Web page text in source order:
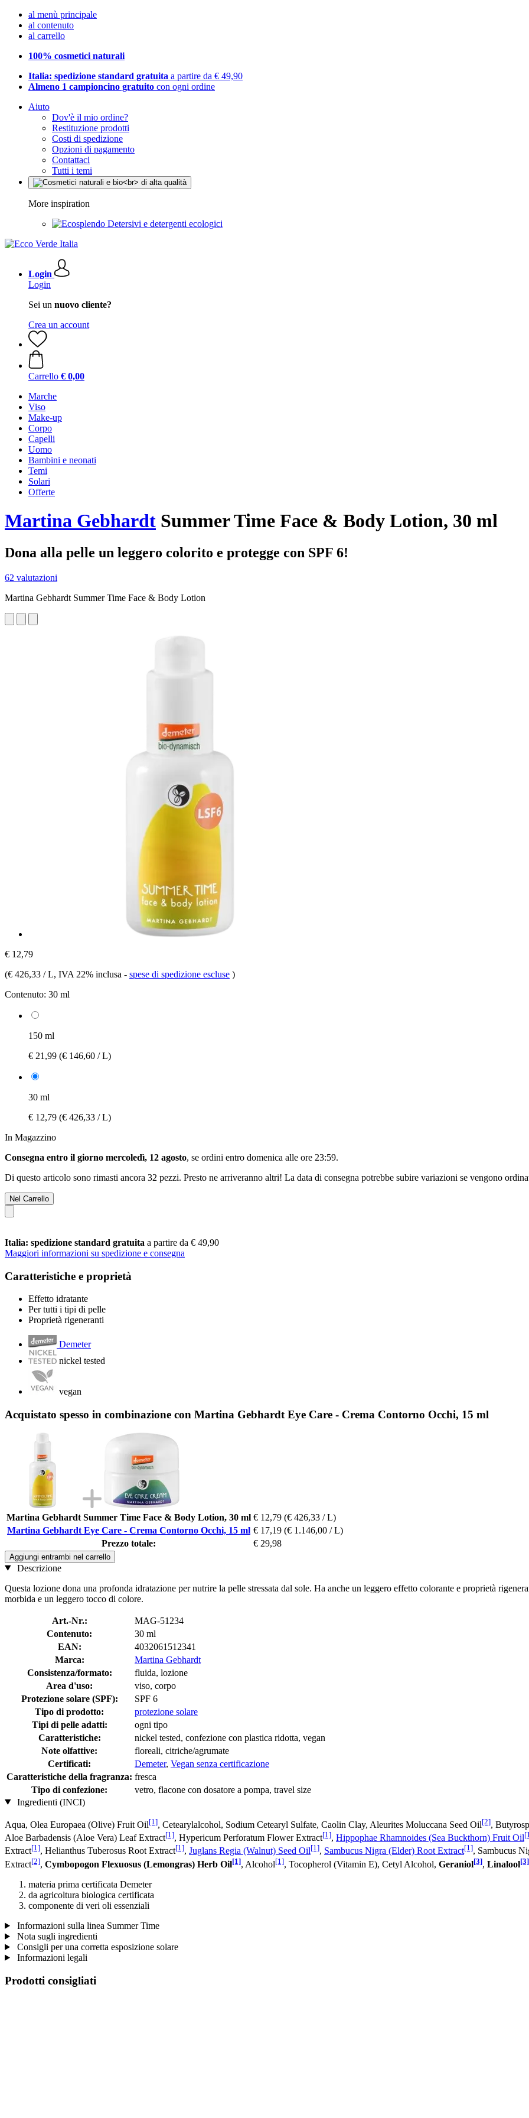
al menù principale
al contenuto
al carrello
100% cosmetici naturali
Italia: spedizione standard gratuita a partire da € 49,90
Almeno 1 campioncino gratuito con ogni ordine
Aiuto
Dov'è il mio ordine?
Restituzione prodotti
Costi di spedizione
Opzioni di pagamento
Contattaci
Tutti i temi
More inspiration
Detersivi e detergenti ecologici
Login
Login
Sei un nuovo cliente?
Crea un account
Carrello € 0,00
Marche
Viso
Make-up
Corpo
Capelli
Uomo
Bambini e neonati
Temi
Solari
Offerte
Martina Gebhardt Summer Time Face & Body Lotion, 30 ml
Dona alla pelle un leggero colorito e protegge con SPF 6!
62 valutazioni
Martina Gebhardt Summer Time Face & Body Lotion
€ 12,79
(€ 426,33 / L, IVA 22% inclusa - spese di spedizione escluse )
Contenuto: 30 ml
150 ml
€ 21,99 (€ 146,60 / L)
30 ml
€ 12,79 (€ 426,33 / L)
In Magazzino
Consegna entro il giorno mercoledì, 12 agosto, se ordini entro domenica alle ore 23:59.
Di questo articolo sono rimasti ancora 32 pezzi. Presto ne arriveranno altri! La data di consegna potrebbe subire variazioni se vengono
Nel Carrello
Italia: spedizione standard gratuita a partire da € 49,90
Maggiori informazioni su spedizione e consegna
Caratteristiche e proprietà
Effetto idratante
Per tutti i tipi di pelle
Proprietà rigeneranti
Demeter
nickel tested
vegan
Acquistato spesso in combinazione con Martina Gebhardt Eye Care - Crema Contorno Occhi, 15 ml
Martina Gebhardt Summer Time Face & Body Lotion, 30 ml € 12,79 (€ 426,33 / L)
Martina Gebhardt Eye Care - Crema Contorno Occhi, 15 ml € 17,19 (€ 1.146,00 / L)
Prezzo totale:
€ 29,98
Aggiungi entrambi nel carrello
Descrizione
Questa lozione dona una profonda idratazione per nutrire la pelle stressata dal sole. Ha anche un leggero effetto colorante e proprietà
morbida e un leggero tocco di colore.
Art.-Nr.:
MAG-51234
Contenuto:
30 ml
EAN:
4032061512341
Marca:
Martina Gebhardt
Consistenza/formato:
fluida, lozione
Area d'uso:
viso, corpo
Protezione solare (SPF):
SPF 6
Tipo di prodotto:
protezione solare
Tipi di pelle adatti:
ogni tipo
Caratteristiche:
nickel tested, confezione con plastica ridotta, vegan
Note olfattive:
floreali, citriche/agrumate
Certificati:
Demeter, Vegan senza certificazione
Caratteristiche della fragranza: fresca
Tipo di confezione:
vetro, flacone con dosatore a pompa, travel size
Ingredienti (INCI)
Aqua, Olea Europaea (Olive) Fruit Oil[1], Cetearylalcohol, Sodium Cetearyl Sulfate, Caolin Clay, Aleurites Moluccana Seed Oil[2],
Aloe Barbadensis (Aloe Vera) Leaf Extract[1], Hypericum Perforatum Flower Extract[1], Hippophae Rhamnoides (Sea Buckthorn) Fruit Oil
Extract[1], Helianthus Tuberosus Root Extract[1], Juglans Regia (Walnut) Seed Oil[1], Sambucus Nigra (Elder) Root Extract[1], Sambucus
Extract[2], Cymbopogon Flexuosus (Lemongras) Herb Oil[1], Alcohol[1], Tocopherol (Vitamin E), Cetyl Alcohol, Geraniol[3], Linalool[3]
materia prima certificata Demeter
da agricoltura biologica certificata
componente di veri oli essenziali
Informazioni sulla linea Summer Time
Nota sugli ingredienti
Consigli per una corretta esposizione solare
Informazioni legali
Prodotti consigliati